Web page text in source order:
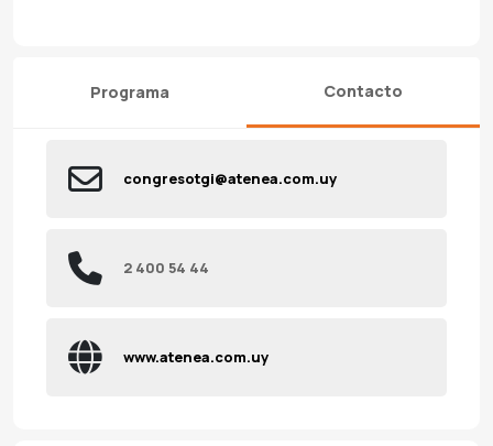
Programa Contacto
congresotgi@atenea.com.uy
2 400 54 44
www.atenea.com.uy